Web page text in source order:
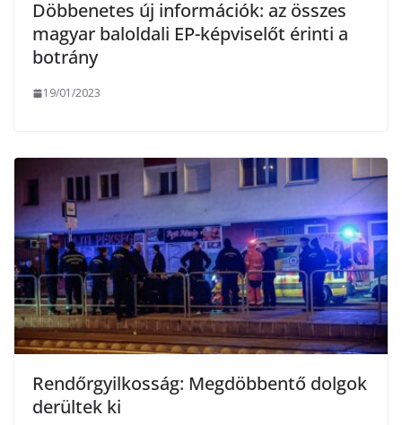
Döbbenetes új információk: az összes
magyar baloldali EP-képviselőt érinti a
botrány
19/01/2023
Rendőrgyilkosság: Megdöbbentő dolgok
derültek ki